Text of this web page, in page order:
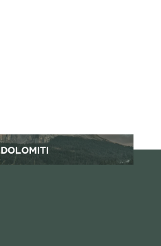
DOLOMITI